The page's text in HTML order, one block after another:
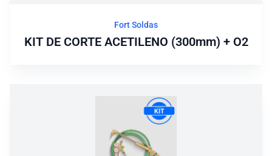
Fort Soldas
KIT DE CORTE ACETILENO (300mm) + O2